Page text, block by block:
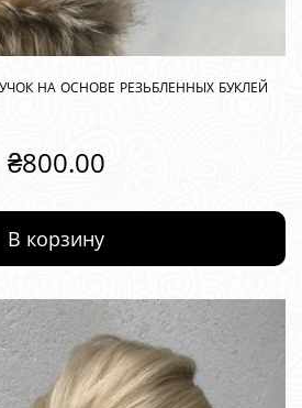
на основе резьбленных буклей
₴800.00
В корзину